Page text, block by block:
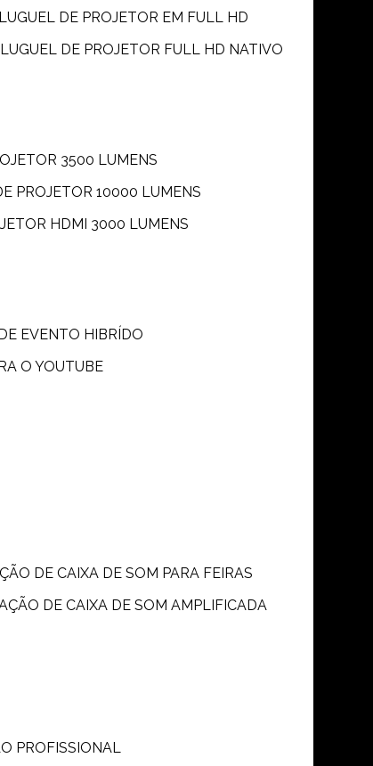
ALUGUEL DE PROJETOR EM FULL HD
ALUGUEL DE PROJETOR FULL HD NATIVO
3500 LUMENS
PROJETOR 10000 LUMENS
HDMI 3000 LUMENS
EVENTO HIBRÍDO
O YOUTUBE
DE CAIXA DE SOM PARA FEIRAS
DE CAIXA DE SOM AMPLIFICADA
PROFISSIONAL